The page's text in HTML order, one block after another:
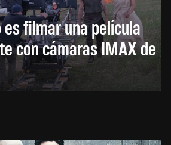
es filmar una película
con cámaras IMAX de